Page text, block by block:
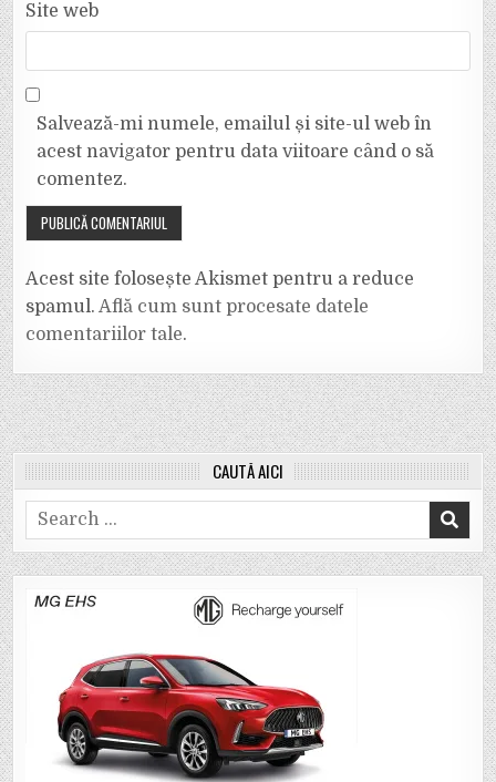
Site web
Salvează-mi numele, emailul și site-ul web în
acest navigator pentru data viitoare când o să
comentez.
Acest site folosește Akismet pentru a reduce
spamul.Află cum sunt procesate datele
comentariilor tale.
CAUTĂ AICI
Search
for: